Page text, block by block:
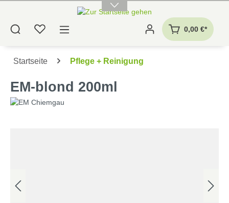
0,00 €*
Startseite Pflege + Reinigung
EM-blond 200ml